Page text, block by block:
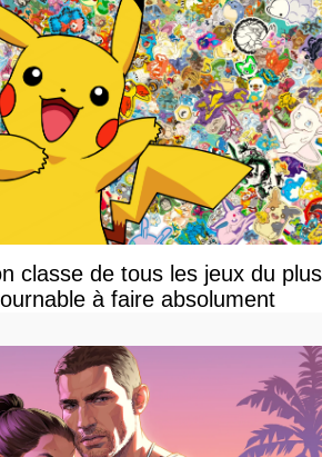
classe de tous les jeux du plus
à faire absolument